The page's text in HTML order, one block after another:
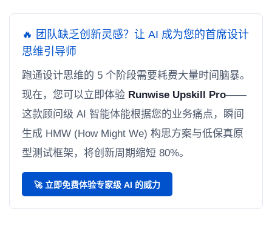
🔥 团队缺乏创新灵感？让 AI 成为您的首席设计
思维引导师
跑通设计思维的 5 个阶段需要耗费大量时间脑暴。
现在，您可以立即体验 Runwise Upskill Pro——
这款顾问级 AI 智能体能根据您的业务痛点，瞬间
生成 HMW (How Might We) 构思方案与低保真原
型测试框架，将创新周期缩短 80%。
🚀 立即免费体验专家级 AI 的威力